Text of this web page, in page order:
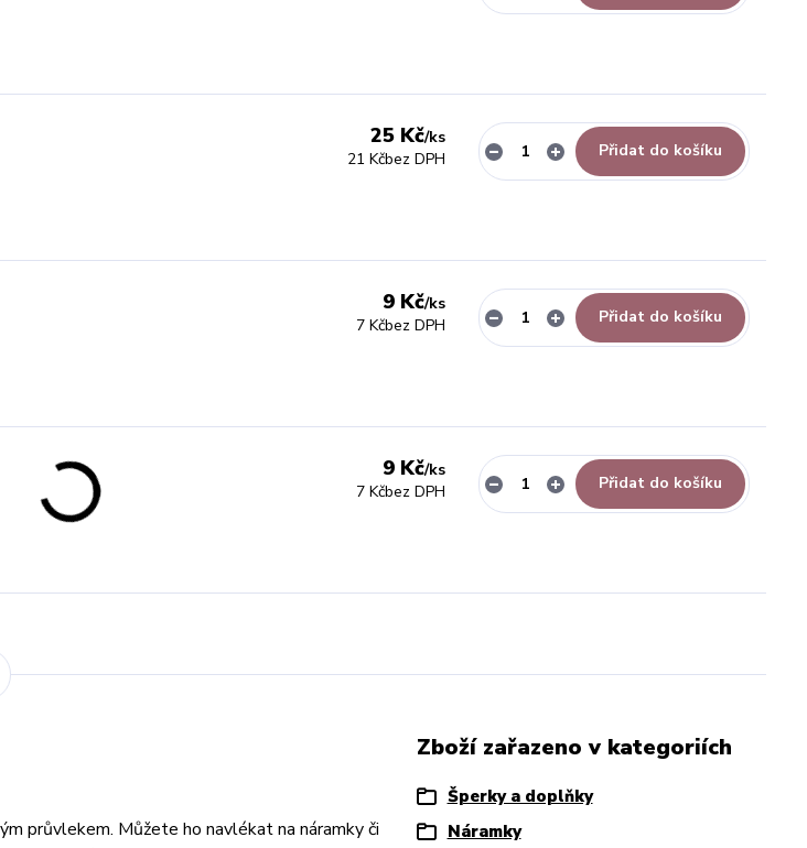
25 Kč/ks
21 Kčbez DPH Přidat do košíku
9 Kč/ks
7 Kčbez DPH Přidat do košíku
9 Kč/ks
7 Kčbez DPH Přidat do košíku
průvlekem. Můžete ho navlékat na náramky či
Zboží zařazeno v kategoriích
Šperky a doplňky
Náramky